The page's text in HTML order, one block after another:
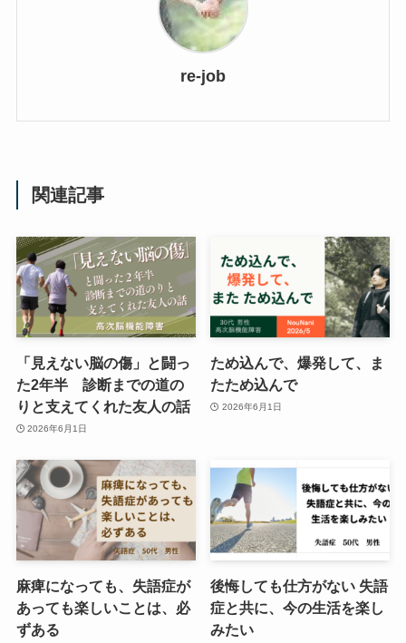
re-job
関連記事
「見えない脳の傷」と闘っ
た2年半 診断までの道の
りと支えてくれた友人の話
2026年6月1日
ため込んで、爆発して、ま
たため込んで
2026年6月1日
麻痺になっても、失語症が
あっても楽しいことは、必
ずある
後悔しても仕方がない 失語
症と共に、今の生活を楽し
みたい